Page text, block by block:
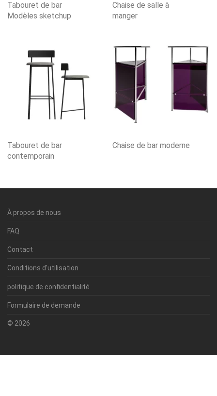
Tabouret de bar
Modèles sketchup
Chaise de salle à
manger
Tabouret de bar
contemporain
Chaise de bar moderne
À propos de nous
FAQ
Contact
Conditions d'utilisation
politique de confidentialité
Formulaire de demande
© 2026